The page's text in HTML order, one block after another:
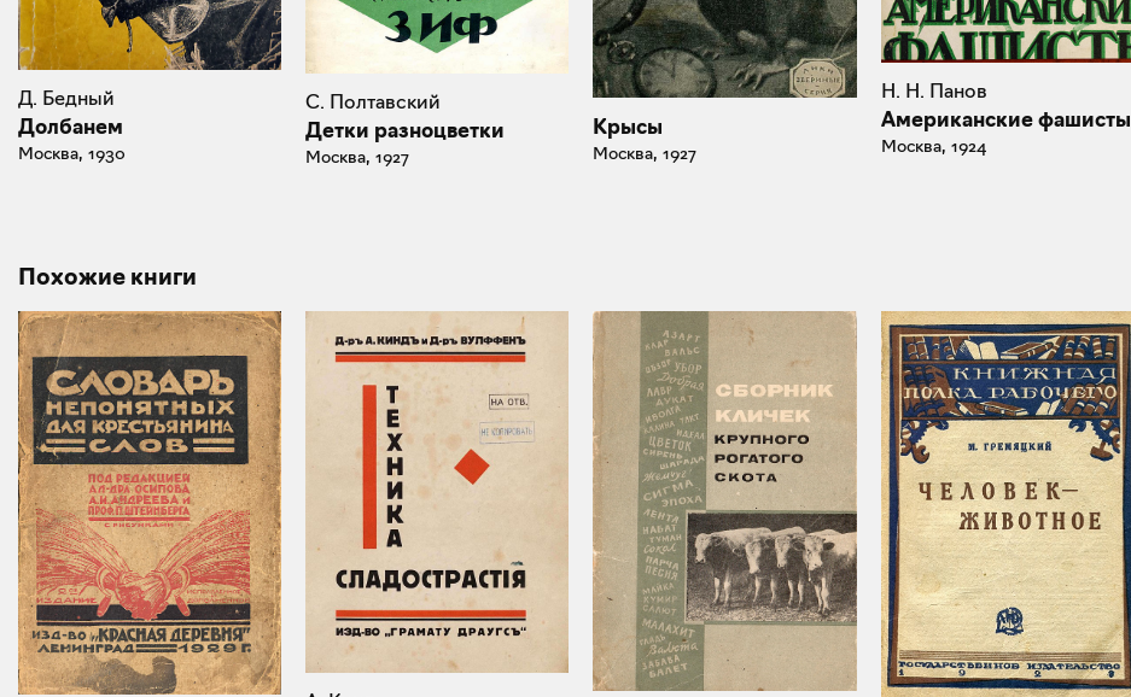
Д. Бедный
Долбанем
Москва, 1930
С. Полтавский
Детки разноцветки
Москва, 1927
Крысы
Москва, 1927
Н. Н. Панов
Американские фашисты
Москва, 1924
Похожие книги